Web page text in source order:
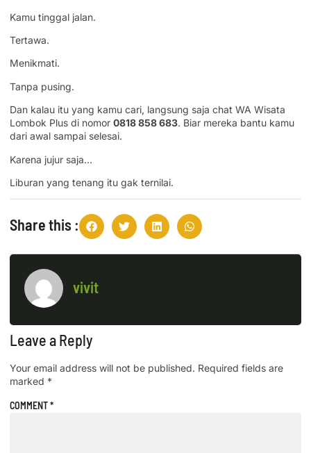
Kamu tinggal jalan.
Tertawa.
Menikmati.
Tanpa pusing.
Dan kalau itu yang kamu cari, langsung saja chat WA Wisata
Lombok Plus di nomor 0818 858 683. Biar mereka bantu kamu
dari awal sampai selesai.
Karena jujur saja…
Liburan yang tenang itu gak ternilai.
Share this :
vivit
Leave a Reply
Your email address will not be published. Required fields are
marked *
COMMENT*